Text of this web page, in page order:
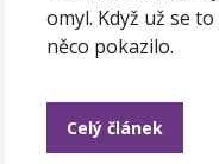
omyl. Když už se
něco pokazilo.
Celý článek